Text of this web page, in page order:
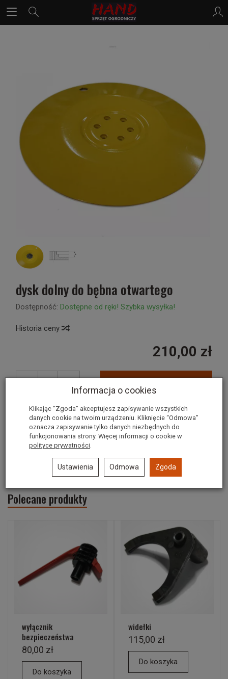
dysk dolny do bębna otwartego
Dostępność: Dostępne od ręki! Szybka wysyłka!
Historia ceny
210,00 zł
nr.kat. 9475225
Polecane produkty
wyłącznik
bezpieczeństwa
80,00 zł
Do koszyka
widełki
115,00 zł
Do koszyka
Informacja o cookies
Klikając “Zgoda” akceptujesz zapisywanie wszystkich
danych cookie na twoim urządzeniu. Kliknięcie “Odmowa”
oznacza zapisywanie tylko danych niezbędnych do
funkcjonowania strony. Więcej informacji o cookie w
polityce prywatności
Ustawienia Odmowa Zgoda